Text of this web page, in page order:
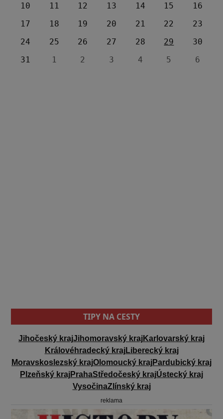
10
11 12 13 14 15
16
17
18 19 20 21 22
23
24
25 26 27 28 29
30
31
1 2 3 4 5 6
TIPY NA CESTY
Jihočeský krajJihomoravský krajKarlovarský kraj
Královéhradecký krajLiberecký kraj
Moravskoslezský krajOlomoucký krajPardubický kraj
Plzeňský krajPrahaStředočeský krajÚstecký kraj
VysočinaZlínský kraj
reklama